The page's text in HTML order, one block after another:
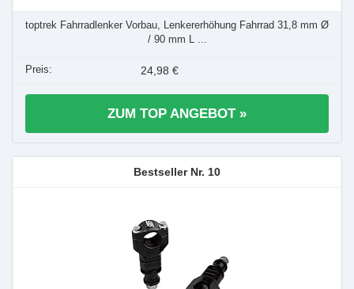
toptrek Fahrradlenker Vorbau, Lenkererhöhung Fahrrad 31,8 mm Ø
/ 90 mm L ...
24,98 €
ZUM TOP ANGEBOT »
10